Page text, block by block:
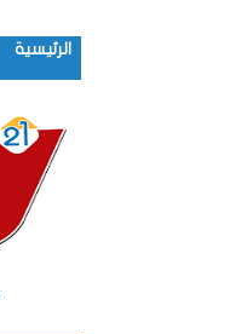
الرئيسية